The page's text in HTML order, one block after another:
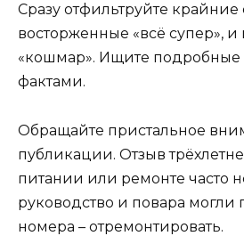
Сразу отфильтруйте крайние
восторженные «всё супер», и
«кошмар». Ищите подробные
фактами.
Обращайте пристальное
публикации. Отзыв
питании или ремонте часто
руководство и повара могли
номера – отремонтировать.